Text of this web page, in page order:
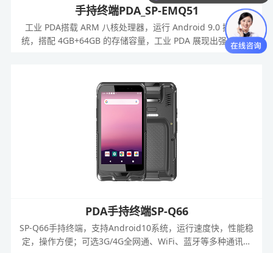
手持终端PDA_SP-EMQ51
工业 PDA搭载 ARM 八核处理器，运行 Android 9.0 操作系
统，搭配 4GB+64GB 的存储容量，工业 PDA 展现出强大的运
算与数据处理能力。当面对海量的生产数据时，如生产线上的实
标数据等，PDA能够迅速启动数据处理程序，多任务并行处理，
高效分析与整合数据。无论是复杂的生产计划排程运算，还是快
速的质量数据统计分析，PDA都能在瞬间完成，大大缩短了数据
处理的时间周期，使生产决策能够基于最新、最准确的数据及时
做出，有效提升工厂的生产效率与管理精度。
PDA手持终端SP-Q66
SP-Q66手持终端，支持Android10系统，运行速度快，性能稳
定，操作方便；可选3G/4G全网通、WiFi、蓝牙等多种通讯方